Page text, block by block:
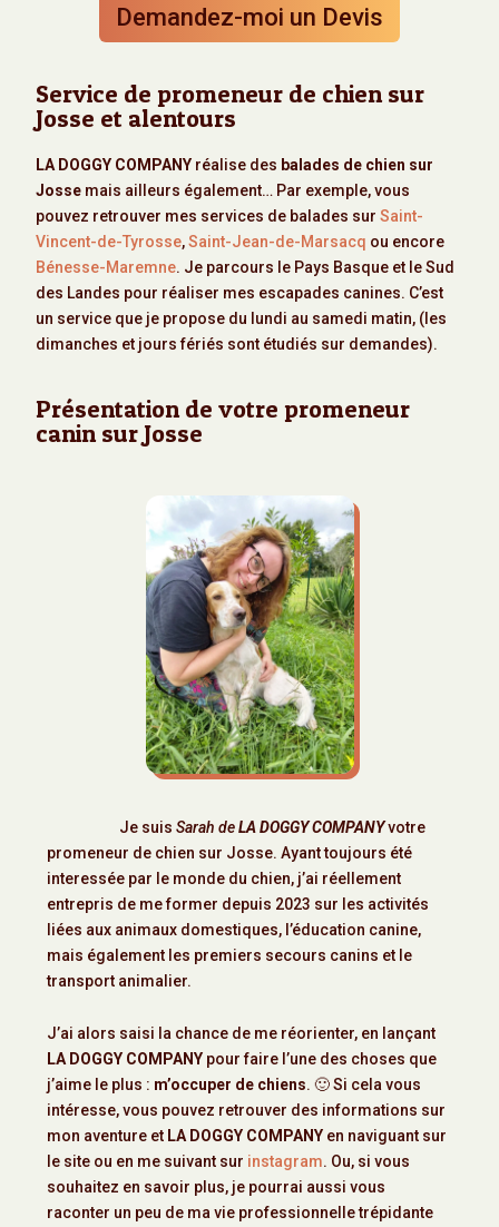
Demandez-moi un Devis
Service de promeneur de chien sur
Josse et alentours
LA DOGGY COMPANY réalise des balades de chien sur
Josse mais ailleurs également… Par exemple, vous
pouvez retrouver mes services de balades surSaint-
Vincent-de-Tyrosse,Saint-Jean-de-Marsacq ou encore
Bénesse-Maremne. Je parcours le Pays Basque et le Sud
des Landes pour réaliser mes escapades canines. C’est
un service que je propose du lundi au samedi matin, (les
dimanches et jours fériés sont étudiés sur demandes).
Présentation de votre promeneur
canin sur Josse
Je suisSarah deLA DOGGY COMPANYvotre
promeneur de chien sur Josse. Ayant toujours été
interessée par le monde du chien, j’ai réellement
entrepris de me former depuis 2023 sur les activités
liées aux animaux domestiques, l’éducation canine,
mais également les premiers secours canins et le
transport animalier.
J’ai alors saisi la chance de me réorienter, en lançant
LA DOGGY COMPANY pour faire l’une des choses que
j’aime le plus : m’occuper de chiens. 🙂 Si cela vous
intéresse, vous pouvez retrouver des informations sur
mon aventure et LA DOGGY COMPANY en naviguant sur
le site ou en me suivant sur instagram. Ou, si vous
souhaitez en savoir plus, je pourrai aussi vous
raconter un peu de ma vie professionnelle trépidante